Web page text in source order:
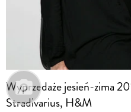
Wyprzedaże jesień-zima
Stradivarius, H&M